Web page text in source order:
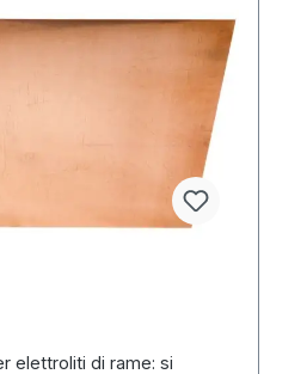
elettroliti di rame: si